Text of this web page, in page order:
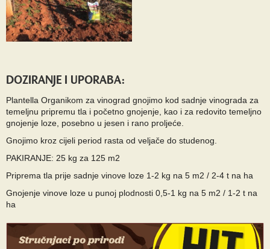
DOZIRANJE I UPORABA:
Plantella Organikom za vinograd gnojimo kod sadnje vinograda za
temeljnu pripremu tla i početno gnojenje, kao i za redovito temeljno
gnojenje loze, posebno u jesen i rano proljeće.
Gnojimo kroz cijeli period rasta od veljače do studenog.
PAKIRANJE: 25 kg za 125 m2
Priprema tla prije sadnje vinove loze 1-2 kg na 5 m2 / 2-4 t na ha
Gnojenje vinove loze u punoj plodnosti 0,5-1 kg na 5 m2 / 1-2 t na
ha